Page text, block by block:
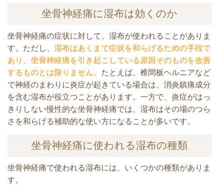
坐骨神経痛に湿布は効くのか
坐骨神経痛の症状に対して、湿布が使われることがありま
す。ただし、 湿布はあくまで症状を和らげるための手段で
あり、坐骨神経痛を引き起こしている原因そのものを改善
するものとは限りません。 たとえば、椎間板ヘルニアなど
で神経のまわりに炎症が起きている場合は、消炎鎮痛成分
を含む湿布が役立つことがあります。 一方で、炎症がはっ
きりしない慢性的な坐骨神経痛では、湿布はその場のつら
さを和らげる補助的な使い方になることが多いです。
坐骨神経痛に使われる湿布の種類
坐骨神経痛で使われる湿布には、いくつかの種類がありま
す。